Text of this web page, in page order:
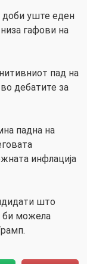
доби уште еден
гафови на
пад на
дебатите за
падна на
инфлација
што
би можела